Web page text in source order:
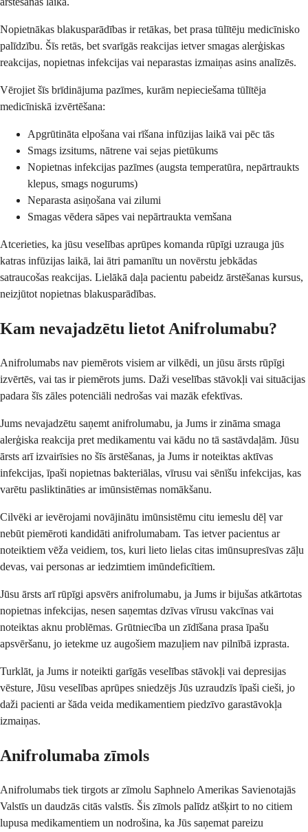
Nopietnākas blakusparādības ir retākas, bet prasa tūlītēju medicīnisko
palīdzību. Šīs retās, bet svarīgās reakcijas ietver smagas alerģiskas
reakcijas, nopietnas infekcijas vai neparastas izmaiņas asins analīzēs.
Vērojiet šīs brīdinājuma pazīmes, kurām nepieciešama tūlītēja
medicīniskā izvērtēšana:
Apgrūtināta elpošana vai rīšana infūzijas laikā vai pēc tās
Smags izsitums, nātrene vai sejas pietūkums
Nopietnas infekcijas pazīmes (augsta temperatūra, nepārtraukts
klepus, smags nogurums)
Neparasta asiņošana vai zilumi
Smagas vēdera sāpes vai nepārtraukta vemšana
Atcerieties, ka jūsu veselības aprūpes komanda rūpīgi uzrauga jūs
katras infūzijas laikā, lai ātri pamanītu un novērstu jebkādas
satraucošas reakcijas. Lielākā daļa pacientu pabeidz ārstēšanas kursus,
neizjūtot nopietnas blakusparādības.
Kam nevajadzētu lietot Anifrolumabu?
Anifrolumabs nav piemērots visiem ar vilkēdi, un jūsu ārsts rūpīgi
izvērtēs, vai tas ir piemērots jums. Daži veselības stāvokļi vai situācijas
padara šīs zāles potenciāli nedrošas vai mazāk efektīvas.
Jums nevajadzētu saņemt anifrolumabu, ja Jums ir zināma smaga
alerģiska reakcija pret medikamentu vai kādu no tā sastāvdaļām. Jūsu
ārsts arī izvairīsies no šīs ārstēšanas, ja Jums ir noteiktas aktīvas
infekcijas, īpaši nopietnas bakteriālas, vīrusu vai sēnīšu infekcijas, kas
varētu pasliktināties ar imūnsistēmas nomākšanu.
Cilvēki ar ievērojami novājinātu imūnsistēmu citu iemeslu dēļ var
nebūt piemēroti kandidāti anifrolumabam. Tas ietver pacientus ar
noteiktiem vēža veidiem, tos, kuri lieto lielas citas imūnsupresīvas zāļu
devas, vai personas ar iedzimtiem imūndeficītiem.
Jūsu ārsts arī rūpīgi apsvērs anifrolumabu, ja Jums ir bijušas atkārtotas
nopietnas infekcijas, nesen saņemtas dzīvas vīrusu vakcīnas vai
noteiktas aknu problēmas. Grūtniecība un zīdīšana prasa īpašu
apsvēršanu, jo ietekme uz augošiem mazuļiem nav pilnībā izprasta.
Turklāt, ja Jums ir noteikti garīgās veselības stāvokļi vai depresijas
vēsture, Jūsu veselības aprūpes sniedzējs Jūs uzraudzīs īpaši cieši, jo
daži pacienti ar šāda veida medikamentiem piedzīvo garastāvokļa
izmaiņas.
Anifrolumaba zīmols
Anifrolumabs tiek tirgots ar zīmolu Saphnelo Amerikas Savienotajās
Valstīs un daudzās citās valstīs. Šis zīmols palīdz atšķirt to no citiem
lupusa medikamentiem un nodrošina, ka Jūs saņemat pareizu